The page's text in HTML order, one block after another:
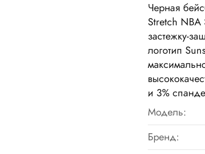
Черная
Stretch NBA
застежку-
логотип
и 3%
Модель:
Бренд: